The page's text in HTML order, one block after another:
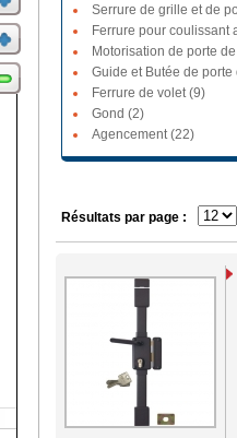
Serrure de grille et de
Ferrure pour coulissant
Motorisation de porte
Guide et Butée de
Ferrure de volet (9)
Gond (2)
Agencement (22)
Résultats par page :